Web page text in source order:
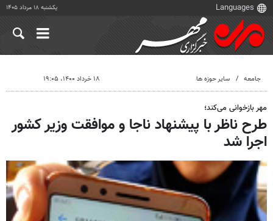
یکشنبه ۱۸ مرداد ۱۴۰۵
جامعه سایر حوزه ها ۱۸ خرداد ۱۴۰۰، ۱۹:۰۵
مهر بازخوانی می‌کند؛
طرح ناظر با پیشنهاد ناجا و موافقت وزیر کشور
اجرا شد